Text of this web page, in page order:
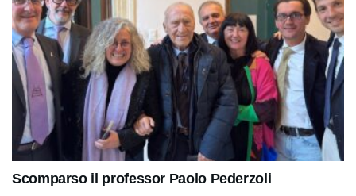
Scomparso il professor Paolo Pederzoli